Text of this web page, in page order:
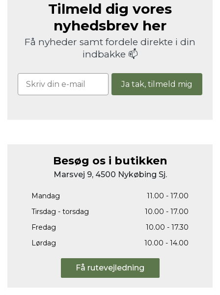
Tilmeld dig vores
nyhedsbrev her
Få nyheder samt fordele direkte i din
indbakke 📫
Ja tak, tilmeld mig
Besøg os i butikken
Marsvej 9, 4500 Nykøbing Sj.
Mandag
11.00 - 17.00
Tirsdag - torsdag
10.00 - 17.00
Fredag
10.00 - 17.30
Lørdag
10.00 - 14.00
Få rutevejledning